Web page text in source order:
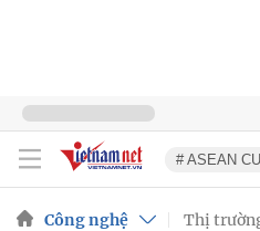
# ASEAN
Công nghệ Thị